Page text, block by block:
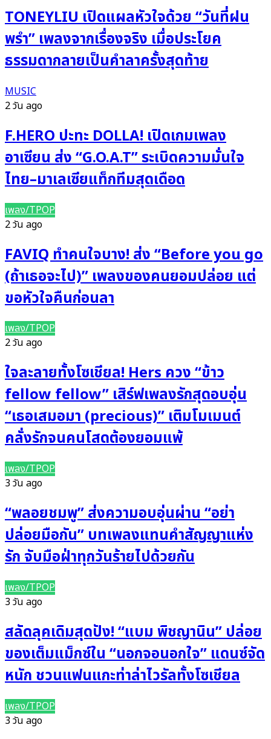
TONEYLIU เปิดแผลหัวใจด้วย “วันที่ฝน
พรำ” เพลงจากเรื่องจริง เมื่อประโยค
ธรรมดากลายเป็นคำลาครั้งสุดท้าย
MUSIC
2 วัน ago
F.HERO ปะทะ DOLLA! เปิดเกมเพลง
อาเซียน ส่ง “G.O.A.T” ระเบิดความมั่นใจ
ไทย–มาเลเซียแท็กทีมสุดเดือด
เพลง/TPOP
2 วัน ago
FAVIQ ทำคนใจบาง! ส่ง “Before you go
(ถ้าเธอจะไป)” เพลงของคนยอมปล่อย แต่
ขอหัวใจคืนก่อนลา
เพลง/TPOP
2 วัน ago
ใจละลายทั้งโซเชียล! Hers ควง “ข้าว
fellow fellow” เสิร์ฟเพลงรักสุดอบอุ่น
“เธอเสมอมา (precious)” เติมโมเมนต์
คลั่งรักจนคนโสดต้องยอมแพ้
เพลง/TPOP
3 วัน ago
“พลอยชมพู” ส่งความอบอุ่นผ่าน “อย่า
ปล่อยมือกัน” บทเพลงแทนคำสัญญาแห่ง
รัก จับมือฝ่าทุกวันร้ายไปด้วยกัน
เพลง/TPOP
3 วัน ago
สลัดลุคเดิมสุดปัง! “แบม พิชญานิน” ปล่อย
ของเต็มแม็กซ์ใน “นอกจอนอกใจ” แดนซ์จัด
หนัก ชวนแฟนแกะท่าล่าไวรัลทั้งโซเชียล
เพลง/TPOP
3 วัน ago